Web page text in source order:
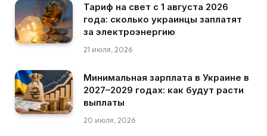
Тариф на свет с 1 августа 2026
года: сколько украинцы заплатят
за электроэнергию
21 июля, 2026
Минимальная зарплата в Украине в
2027–2029 годах: как будут расти
выплаты
20 июля, 2026